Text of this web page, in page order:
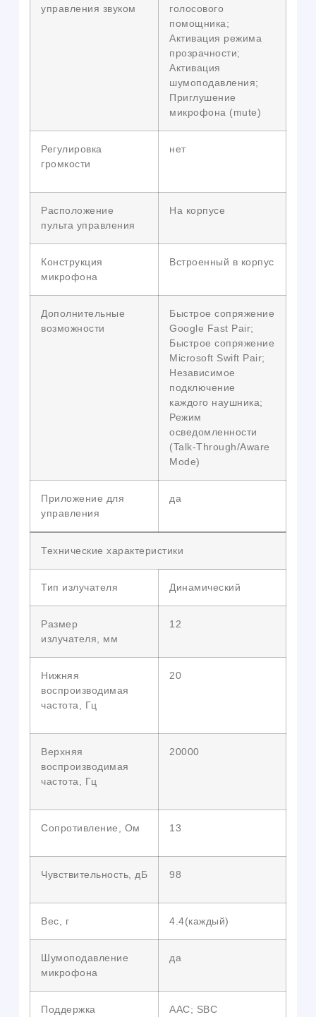
управления звуком
голосового
помощника;
Активация режима
прозрачности;
Активация
шумоподавления;
Приглушение
микрофона (mute)
Регулировка
громкости
нет
Расположение
пульта управления
На корпусе
Конструкция
микрофона
Встроенный в корпус
Дополнительные
возможности
Быстрое сопряжение
Google Fast Pair;
Быстрое сопряжение
Microsoft Swift Pair;
Независимое
подключение
каждого наушника;
Режим
осведомленности
(Talk-Through/Aware
Mode)
Приложение для
управления
да
Технические характеристики
Тип излучателя Динамический
Размер
излучателя, мм
12
Нижняя
воспроизводимая
частота, Гц
20
Верхняя
воспроизводимая
частота, Гц
20000
Сопротивление, Ом 13
Чувствительность, дБ 98
Вес, г 4.4(каждый)
Шумоподавление
микрофона
да
Поддержка
AAC; SBC